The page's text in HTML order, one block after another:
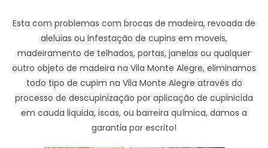
Esta com problemas com brocas de madeira, revoada de
aleluias ou infestação de cupins em moveis,
madeiramento de telhados, portas, janelas ou qualquer
outro objeto de madeira na Vila Monte Alegre, eliminamos
todo tipo de cupim na Vila Monte Alegre através do
processo de descupinização por aplicação de cupinicida
em cauda liquida, iscas, ou barreira química, damos a
garantia por escrito!